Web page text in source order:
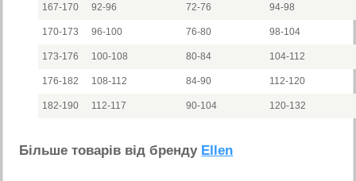
167-170 92-96 72-76 94-98
170-173 96-100 76-80 98-104
173-176 100-108 80-84 104-112
176-182 108-112 84-90 112-120
182-190 112-117 90-104 120-132
Бiльше товарiв вiд бренду Ellen